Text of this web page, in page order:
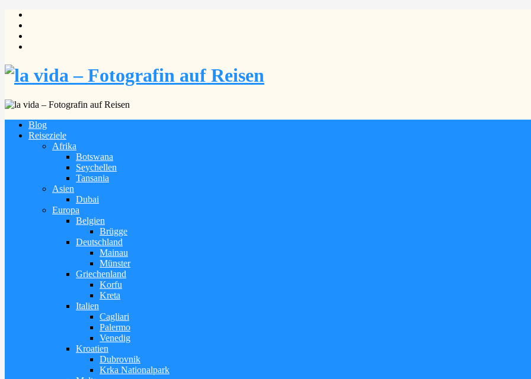
Blog
Reiseziele
Afrika
Botswana
Seychellen
Tansania
Asien
Dubai
Europa
Belgien
Brügge
Deutschland
Mainau
Münster
Griechenland
Korfu
Kreta
Italien
Cagliari
Palermo
Venedig
Kroatien
Dubrovnik
Krka Nationalpark